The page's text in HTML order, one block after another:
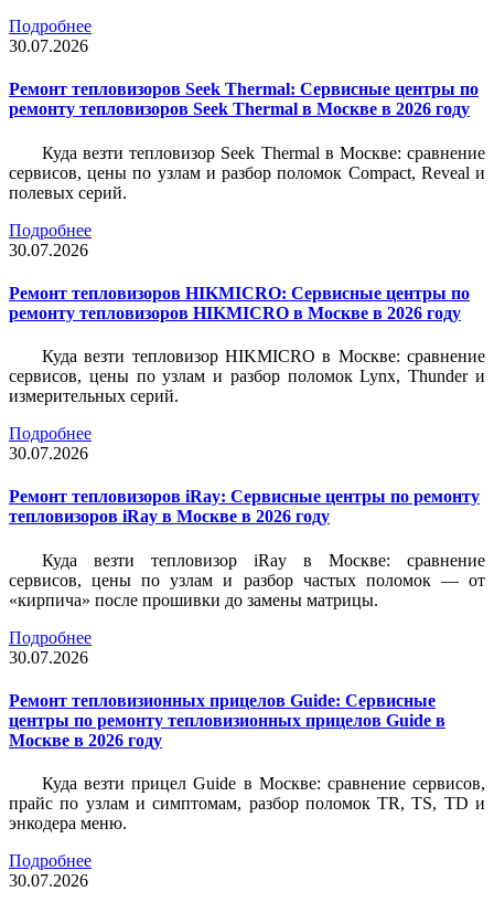
Подробнее
30.07.2026
Ремонт тепловизоров Seek Thermal: Сервисные центры по
ремонту тепловизоров Seek Thermal в Москве в 2026 году
Куда везти тепловизор Seek Thermal в Москве: сравнение
сервисов, цены по узлам и разбор поломок Compact, Reveal и
полевых серий.
Подробнее
30.07.2026
Ремонт тепловизоров HIKMICRO: Сервисные центры по
ремонту тепловизоров HIKMICRO в Москве в 2026 году
Куда везти тепловизор HIKMICRO в Москве: сравнение
сервисов, цены по узлам и разбор поломок Lynx, Thunder и
измерительных серий.
Подробнее
30.07.2026
Ремонт тепловизоров iRay: Сервисные центры по ремонту
тепловизоров iRay в Москве в 2026 году
Куда везти тепловизор iRay в Москве: сравнение
сервисов, цены по узлам и разбор частых поломок — от
«кирпича» после прошивки до замены матрицы.
Подробнее
30.07.2026
Ремонт тепловизионных прицелов Guide: Сервисные
центры по ремонту тепловизионных прицелов Guide в
Москве в 2026 году
Куда везти прицел Guide в Москве: сравнение сервисов,
прайс по узлам и симптомам, разбор поломок TR, TS, TD и
энкодера меню.
Подробнее
30.07.2026